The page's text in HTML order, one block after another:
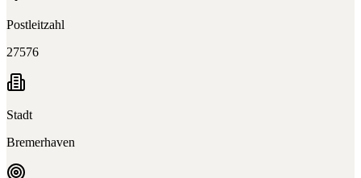
Postleitzahl
27576
Stadt
Bremerhaven